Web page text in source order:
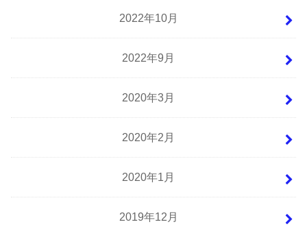
2022年10月
2022年9月
2020年3月
2020年2月
2020年1月
2019年12月